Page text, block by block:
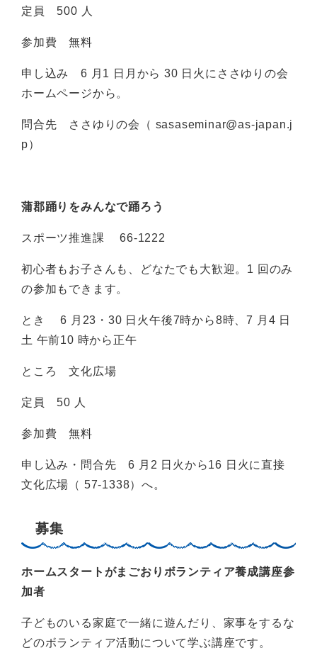
定員 500 人
参加費 無料
申し込み 6 月1 日月から 30 日火にささゆりの会
ホームページから。
問合先 ささゆりの会（ sasaseminar@as-japan.j
p）
蒲郡踊りをみんなで踊ろう
スポーツ推進課 66-1222
初心者もお子さんも、どなたでも大歓迎。1 回のみ
の参加もできます。
とき 6 月23・30 日火午後7時から8時、7 月4 日
土 午前10 時から正午
ところ 文化広場
定員 50 人
参加費 無料
申し込み・問合先 6 月2 日火から16 日火に直接
文化広場（ 57-1338）へ。
募集
ホームスタートがまごおりボランティア養成講座参
加者
子どものいる家庭で一緒に遊んだり、家事をするな
どのボランティア活動について学ぶ講座です。